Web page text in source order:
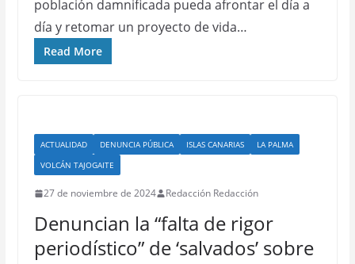
población damnificada pueda afrontar el día a
día y retomar un proyecto de vida…
Read More
ACTUALIDAD DENUNCIA PÚBLICA ISLAS CANARIAS
LA PALMA
VOLCÁN TAJOGAITE
27 de noviembre de 2024 Redacción Redacción
Denuncian la “falta de rigor
periodístico” de ‘salvados’ sobre